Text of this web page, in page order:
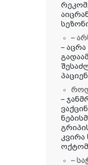
–
–
–
კვირა
–